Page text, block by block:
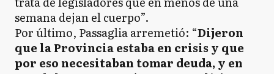
semana dejan el cuerpo”.
Por último, Passaglia arremetió: “Dijeron
que la Provincia estaba en crisis y que
por eso necesitaban tomar deuda, y en